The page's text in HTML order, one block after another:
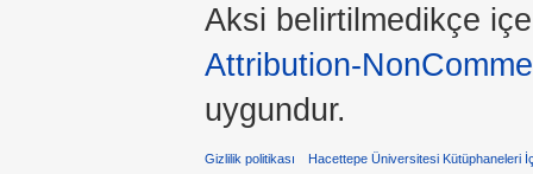
Aksi belirtilmedikçe
Attribution-
uygundur.
Gizlilik politikası Hacettepe Üniversitesi Kütüphaneleri